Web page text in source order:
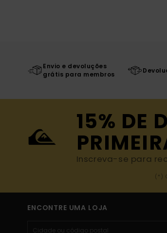
Envio e devoluções
grátis para membros
15% DE
Inscreva-se para
(*)
ENCONTRE UMA LOJA